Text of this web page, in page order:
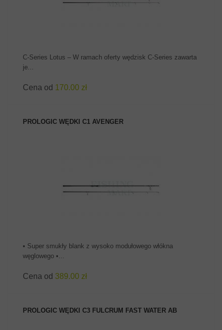
C-Series Lotus – W ramach oferty wędzisk C-Series zawarta
je...
Cena od 170.00 zł
PROLOGIC WĘDKI C1 AVENGER
• Super smukły blank z wysoko modułowego włókna
węglowego •...
Cena od 389.00 zł
PROLOGIC WĘDKI C3 FULCRUM FAST WATER AB